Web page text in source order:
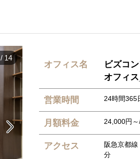

/ 14
オフィス名
ビズコ
オフィ
営業時間 24時間365
月額料金 24,000円～
アクセス
阪急京都
分